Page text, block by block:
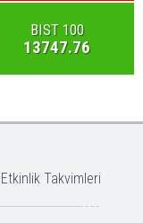
BIST 100
13747.76
Etkinlik Takvimleri